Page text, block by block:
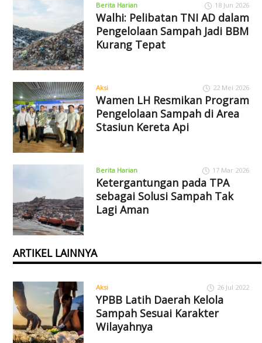
Berita Harian 18 Jun 2026
Walhi: Pelibatan TNI AD dalam
Pengelolaan Sampah Jadi BBM
Kurang Tepat
Aksi 22 Mei 2026
Wamen LH Resmikan Program
Pengelolaan Sampah di Area
Stasiun Kereta Api
Berita Harian 17 Mar 2026
Ketergantungan pada TPA
sebagai Solusi Sampah Tak
Lagi Aman
ARTIKEL LAINNYA
Aksi 26 Jul 2022
YPBB Latih Daerah Kelola
Sampah Sesuai Karakter
Wilayahnya